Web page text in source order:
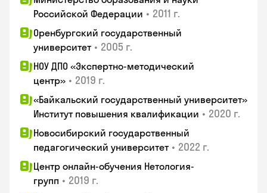
Российской Федерации • 2011 г.
Оренбургский государственный
университет • 2005 г.
НОУ ДПО «Экспертно-методический
центр» • 2019 г.
«Байкальский государственный университет»
Институт повышения квалификации • 2020 г.
Новосибирский государственный
педагогический университет • 2022 г.
Центр онлайн-обучения Нетология-
групп • 2019 г.